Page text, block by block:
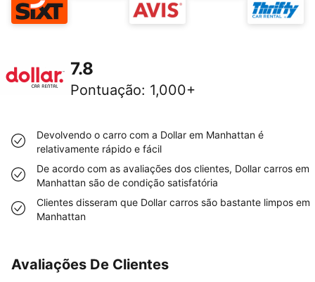
7.8
Pontuação: 1,000+
Devolvendo o carro com a Dollar em Manhattan é
relativamente rápido e fácil
De acordo com as avaliações dos clientes, Dollar carros em
Manhattan são de condição satisfatória
Clientes disseram que Dollar carros são bastante limpos em
Manhattan
Avaliações De Clientes